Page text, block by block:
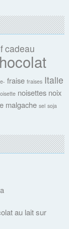
cadeau
fraise fraises Italie
noisettes noix
malgache sel soja
au lait sur